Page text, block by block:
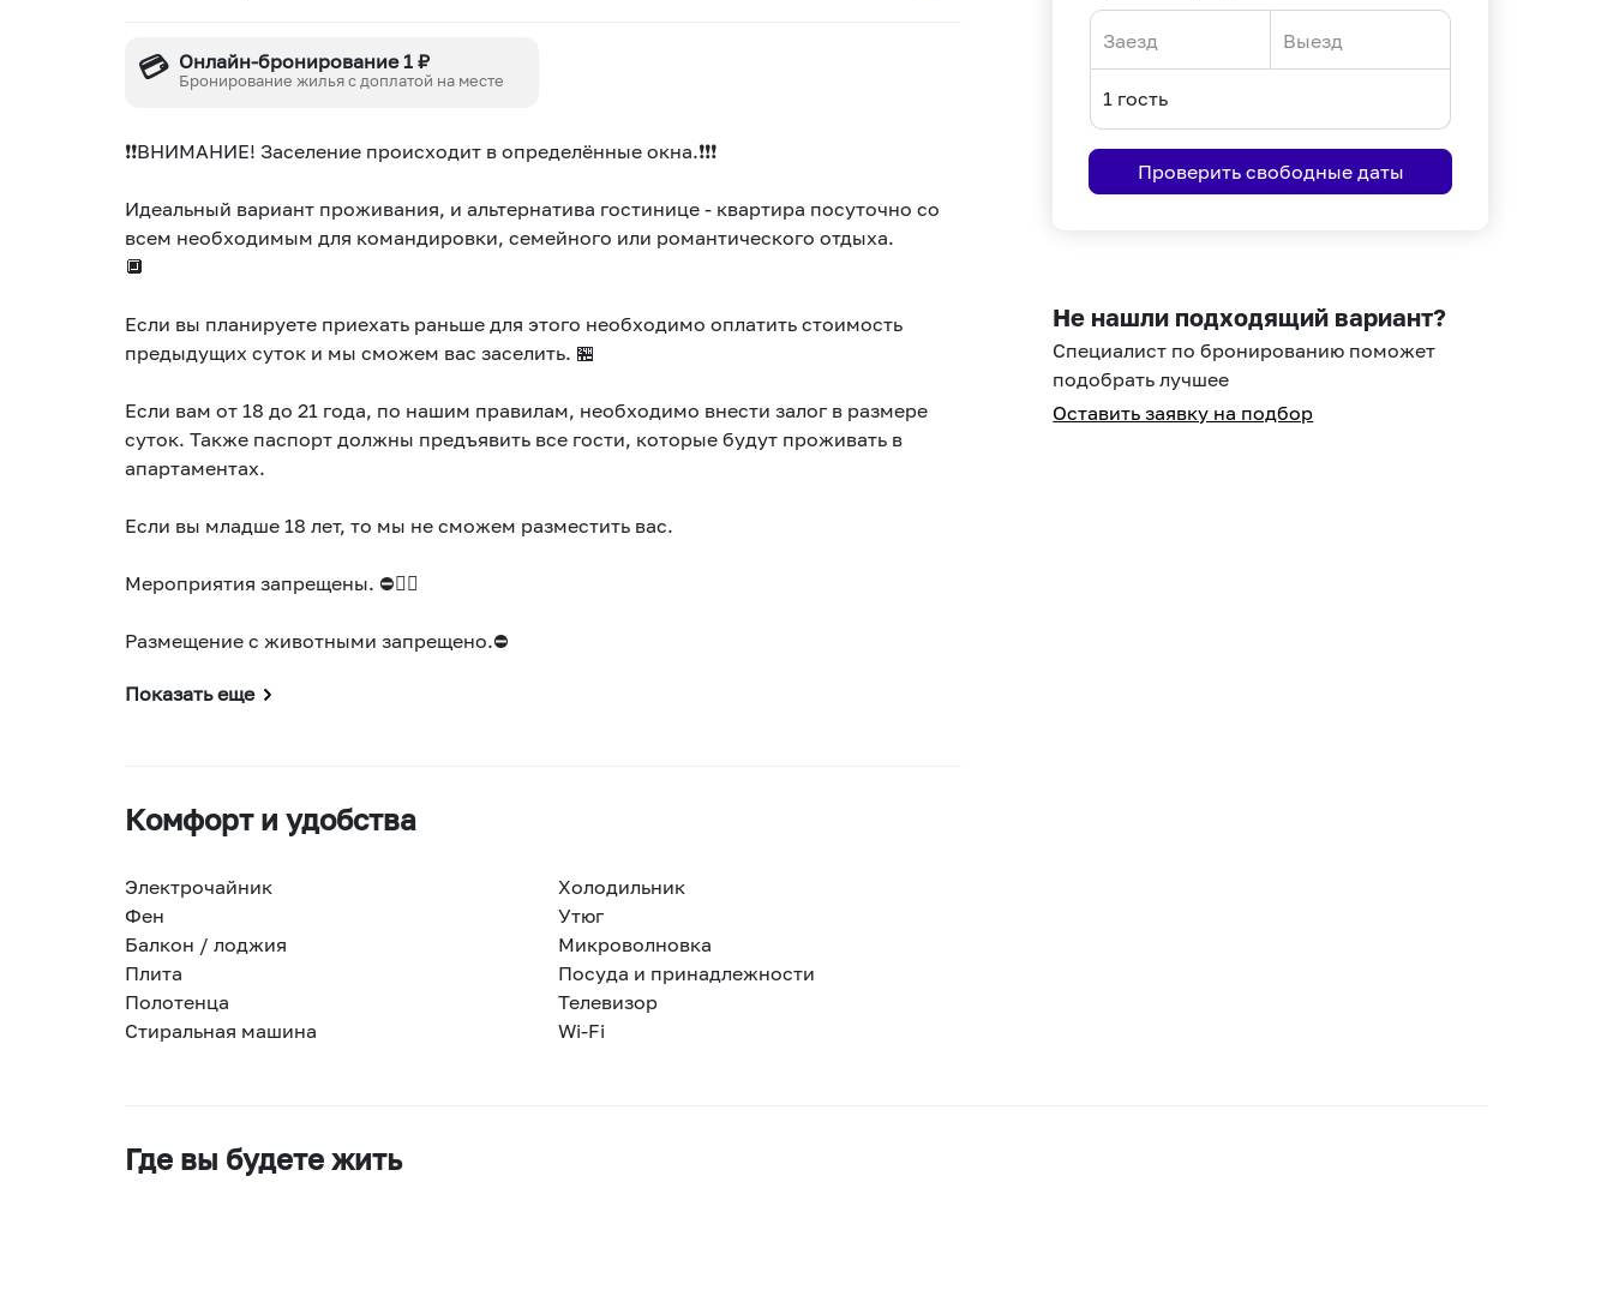
💳 Онлайн-бронирование 1 ₽
Бронирование жилья с доплатой на месте
❗❗BНИMAНИE! Зacеление проиcxoдит в определённые окнa.❗❗❗
Идеальный вариант проживания, и альтернатива гостинице - квартира посуточно со
всем необходимым для командировки, семейного или романтического отдыха.
🔲
Если вы планируете приехать раньше для этого необходимо оплатить стоимость
предыдущих суток и мы сможем вас заселить. 🏪
Если вам от 18 до 21 года, по нашим правилам, необходимо внести залог в размере
суток. Также паспорт должны предъявить все гости, которые будут проживать в
апартаментах.
Если вы младше 18 лет, то мы не сможем разместить вас.
Мероприятия запрещены. ⛔🤸‍♂️
Размещение с животными запрещено.⛔
Показать еще
Комфорт и удобства
Электрочайник
Холодильник
Фен
Утюг
Балкон / лоджия
Микроволновка
Плита
Посуда и принадлежности
Полотенца
Телевизор
Стиральная машина
Wi-Fi
forward
interact
with
select
a
date.
the
interact
with
select
a
the
Проверить свободные даты
Не нашли подходящий вариант?
Специалист по бронированию поможет
подобрать лучшее
Оставить заявку на подбор
Где вы будете жить